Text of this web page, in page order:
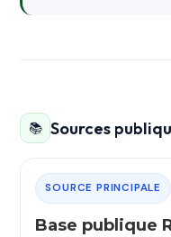
📚 Sources
SOURCE PRINCIPALE
Base publique